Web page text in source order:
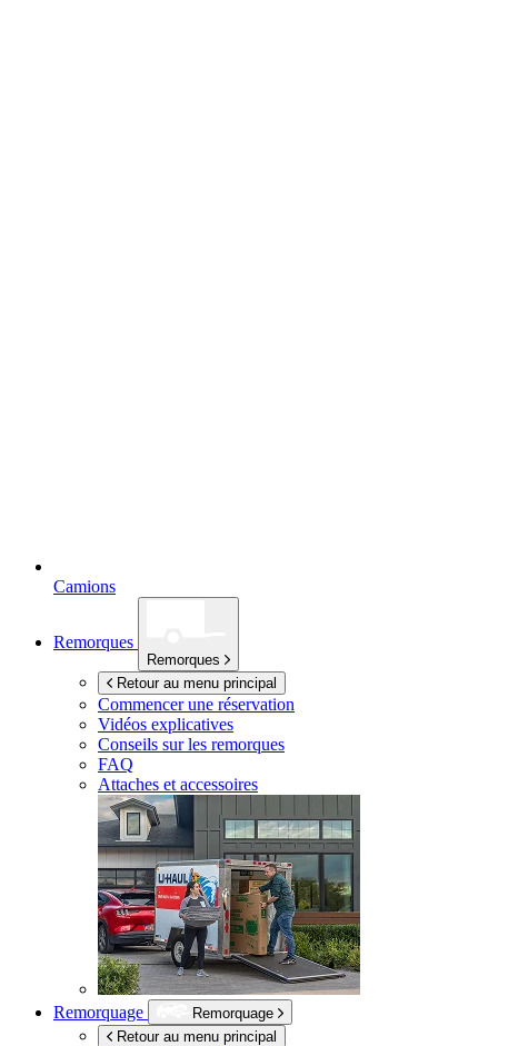
Camions
Remorques
Remorques
Retour au menu principal
Commencer une réservation
Vidéos explicatives
Conseils sur les remorques
FAQ
Attaches et accessoires
Remorquage
Remorquage
Retour au menu principal